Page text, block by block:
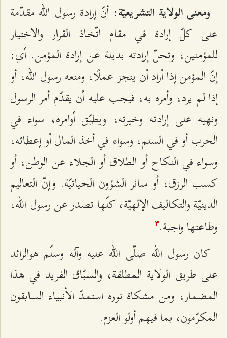
ومعنى الولاية التشريعيّة: أنّ إرادة رسول الله مقدّمة
على كلّ إرادة في مقام اتّخاذ القرار والاختيار
للمؤمنين، وتحلّ إرادته بديلة عن إرادة المؤمن. أي:
إنّ المؤمن إذا أراد أن ينجز عملًا، ومنعه رسول الله، أو
إذا لم ‌يرد، وأمره به، فيجب عليه أن يقدّم أمر الرسول
ونهيه على إرادته وخيرته، ويطبّق أوامره، سواء في
الحرب أو في السلم، وسواء في أخذ المال أو إعطائه،
وسواء في النكاح أو الطلاق أو الجلاء عن الوطن، أو
كسب الرزق، أو سائر الشؤون الحياتيّة. وإنّ التعاليم
الدينيّة والتكاليف الإلهيّة، كلّها تصدر عن رسول الله،
وطاعتها واجبة.٣
كان رسول الله صلّى الله عليه وآله وسلّم هوالرائد
على طريق الولاية المطلقة، والسبّاق الفريد في هذا
المضمار، ومن مشكاة نوره استمدّ الأنبياء السابقون
المكرّمون، بما فيهم أولو العزم.